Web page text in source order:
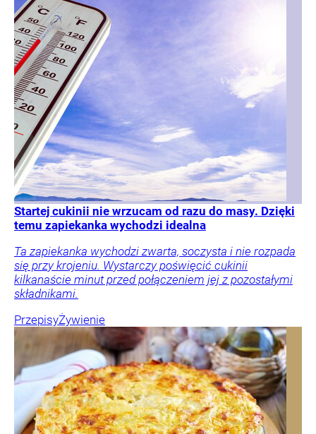
Startej cukinii nie wrzucam od razu do masy. Dzięki
temu zapiekanka wychodzi idealna
Ta zapiekanka wychodzi zwarta, soczysta i nie rozpada
się przy krojeniu. Wystarczy poświęcić cukinii
kilkanaście minut przed połączeniem jej z pozostałymi
składnikami.
PrzepisyŻywienie